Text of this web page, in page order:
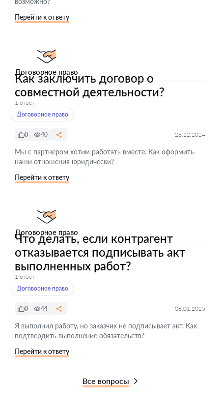
Перейти к ответу
Договорное право
Как заключить договор о
совместной деятельности?
1 ответ
Договорное право
0 40 26.12.2024
Мы с партнером хотим работать вместе. Как оформить
наши отношения юридически?
Перейти к ответу
Договорное право
Что делать, если контрагент
отказывается подписывать акт
выполненных работ?
1 ответ
Договорное право
0 44 08.01.2025
Я выполнил работу, но заказчик не подписывает акт. Как
подтвердить выполнение обязательств?
Перейти к ответу
Все вопросы